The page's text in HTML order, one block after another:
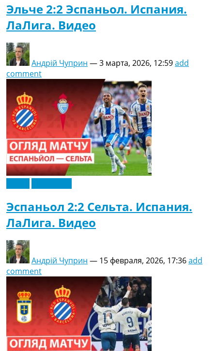
Эльче 2:2 Эспаньол. Испания.
ЛаЛига. Видео
Андрій Чуприн —3 марта, 2026, 12:59add
comment
Эспаньол 2:2 Сельта. Испания.
ЛаЛига. Видео
Андрій Чуприн — 15 февраля, 2026, 17:36add
comment